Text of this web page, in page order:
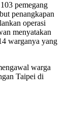
pemegang
penangkapan
operasi
menyatakan
warganya yang
warga
Taipei di